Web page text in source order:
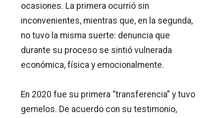
ocasiones. La primera ocurrió sin
inconvenientes, mientras que, en la segunda,
no tuvo la misma suerte: denuncia que
durante su proceso se sintió vulnerada
económica, física y emocionalmente.
En 2020 fue su primera “transferencia” y tuvo
gemelos. De acuerdo con su testimonio,